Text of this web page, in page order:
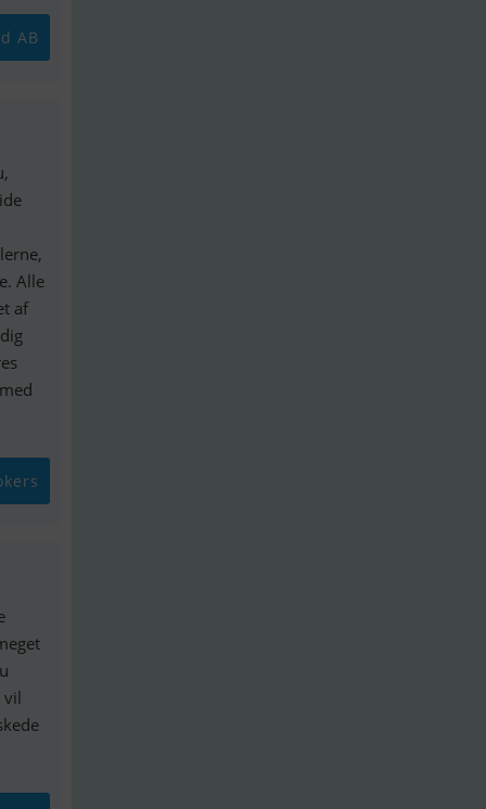
AB
Alle
af
vil